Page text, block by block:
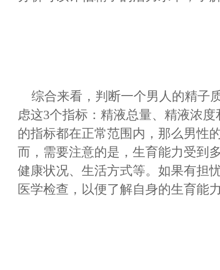
综合来看，判断一个男人的精子
虑这3个指标：精液总量、精液浓
的指标都在正常范围内，那么男性
而，需要注意的是，生育能力受到
健康状况、生活方式等。如果有担
医学检查，以便了解自身的生育能